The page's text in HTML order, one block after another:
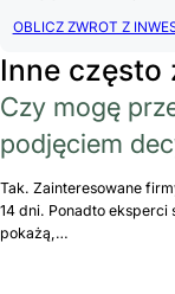
OBLICZ ZWROT Z
Inne często
Czy mogę
podjęciem
Tak. Zainteresowane
14 dni. Ponadto
pokażą,…